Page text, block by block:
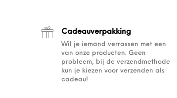
Cadeauverpakking
Wil je iemand verrassen met een
van onze producten. Geen
probleem, bij de verzendmethode
kun je kiezen voor verzenden als
cadeau!